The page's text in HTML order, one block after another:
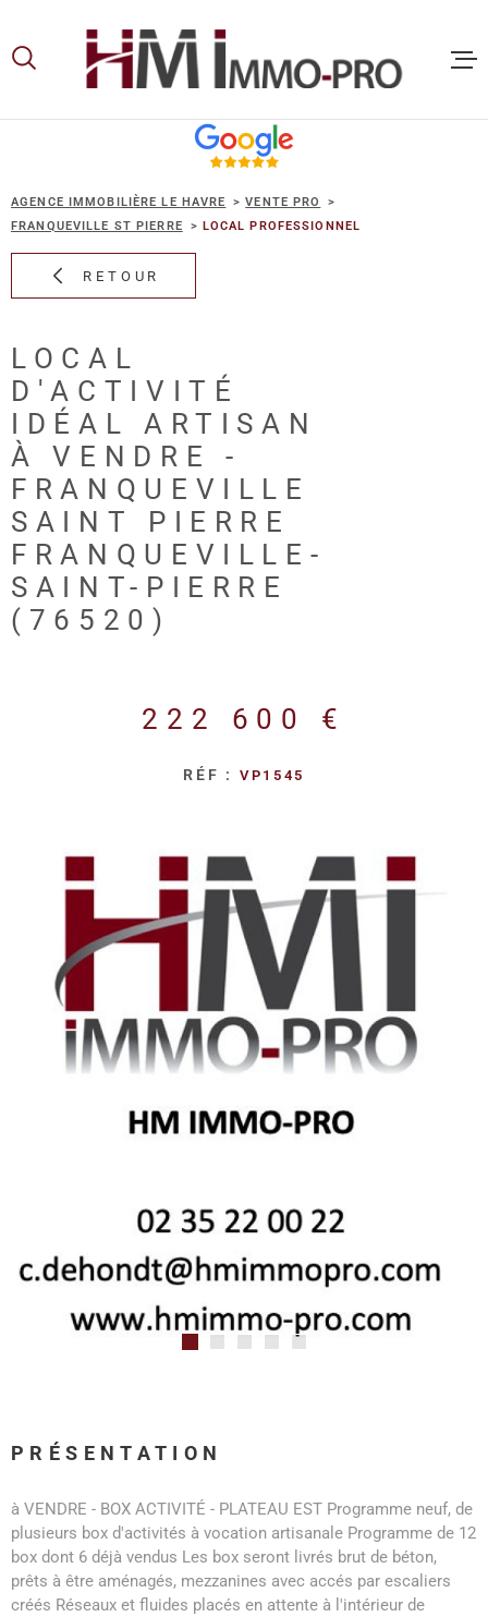
lamenu
contenu
AGENCE IMMOBILIÈRE LE HAVRE
VENTE PRO
FRANQUEVILLE ST PIERRE
LOCAL PROFESSIONNEL
RETOUR
LOCAL
D'ACTIVITÉ
IDÉAL ARTISAN
À VENDRE -
FRANQUEVILLE
SAINT PIERRE
FRANQUEVILLE-
SAINT-PIERRE
(76520)
222 600 €
RÉF :VP1545
PRÉSENTATION
à VENDRE - BOX ACTIVITÉ - PLATEAU EST Programme neuf, de
plusieurs box d'activités à vocation artisanale Programme de 12
box dont 6 déjà vendus Les box seront livrés brut de béton,
prêts à être aménagés, mezzanines avec accés par escaliers
créés Réseaux et fluides placés en attente à l'intérieur de